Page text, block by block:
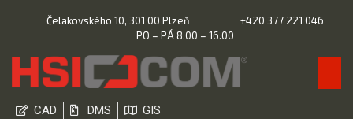
Čelakovského 10, 301 00 Plzeň
+420 377 221 046
PO – PÁ 8.00 – 16.00
CAD DMS GIS